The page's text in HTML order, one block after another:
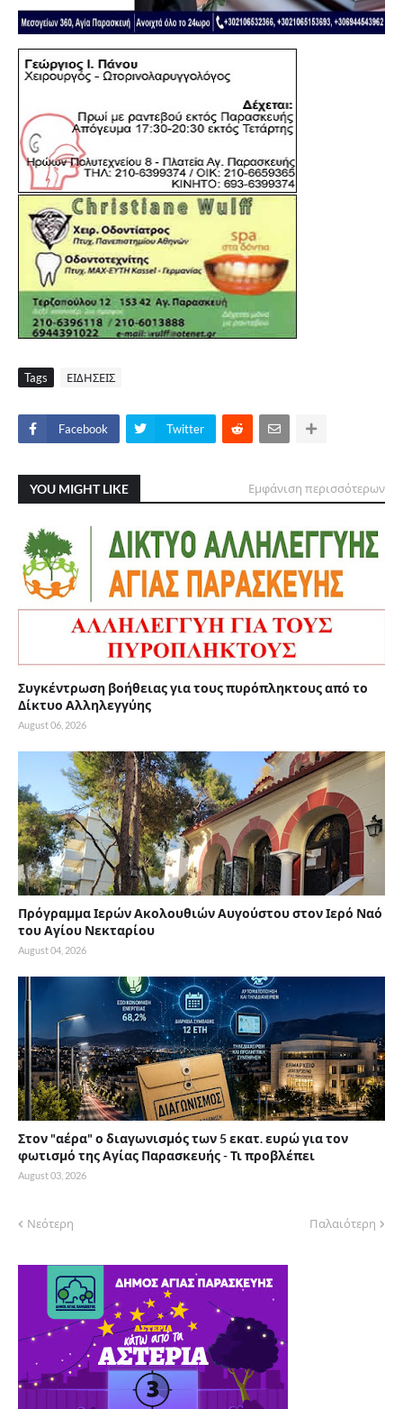
Tags ΕΙΔΗΣΕΙΣ
Facebook Twitter
YOU MIGHT LIKE Εμφάνιση περισσότερων
Συγκέντρωση βοήθειας για τους πυρόπληκτους από το
Δίκτυο Αλληλεγγύης
August 06, 2026
Πρόγραμμα Ιερών Ακολουθιών Αυγούστου στον Ιερό Ναό
του Αγίου Νεκταρίου
August 04, 2026
Στον "αέρα" ο διαγωνισμός των 5 εκατ. ευρώ για τον
φωτισμό της Αγίας Παρασκευής - Τι προβλέπει
August 03, 2026
Νεότερη Παλαιότερη